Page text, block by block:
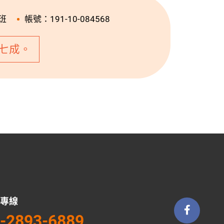
帳號：191-10-084568
成。
線